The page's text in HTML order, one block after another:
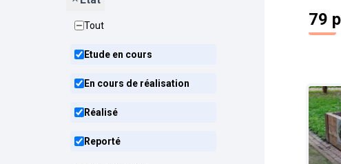
Tout
Etude en cours
En cours de réalisation
Réalisé
Reporté
79